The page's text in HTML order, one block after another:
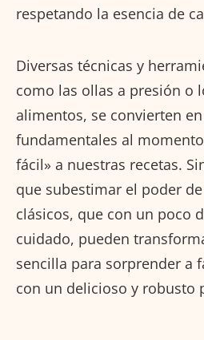
respetando la esencia de
Diversas técnicas y
como las ollas a presión o
alimentos, se convierten
fundamentales al
fácil» a nuestras recetas.
que subestimar el poder
clásicos, que con un poco
cuidado, pueden
sencilla para sorprender a
con un delicioso y robusto